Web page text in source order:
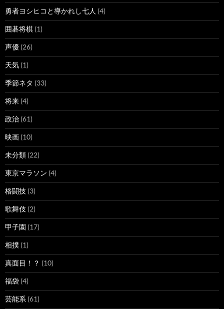
勇者ヨシヒコと導かれし七人 (4)
囲碁将棋 (1)
声優 (26)
天気 (1)
季節ネタ (33)
将来 (4)
政治 (61)
映画 (10)
未分類 (22)
東京マラソン (4)
格闘技 (3)
歌舞伎 (2)
甲子園 (17)
相撲 (1)
真面目！？ (10)
福袋 (4)
芸能系 (61)